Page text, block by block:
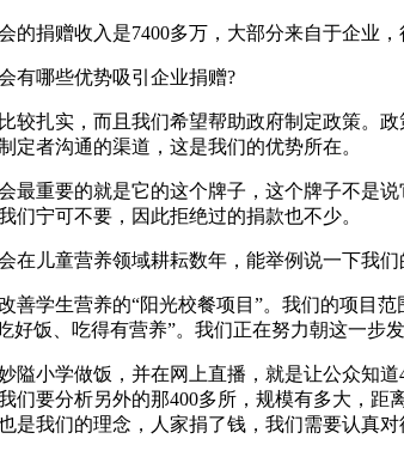
的捐赠收入是7400多万，大部分来自于企业
有哪些优势吸引企业捐赠?
较扎实，而且我们希望帮助政府制定政策。
定者沟通的渠道，这是我们的优势所在。
最重要的就是它的这个牌子，这个牌子不是
们宁可不要，因此拒绝过的捐款也不少。
在儿童营养领域耕耘数年，能举例说一下我们
善学生营养的“阳光校餐项目”。我们的项目
好饭、吃得有营养”。我们正在努力朝这一步发
隘小学做饭，并在网上直播，就是让公众知
们要分析另外的那400多所，规模有多大，
是我们的理念，人家捐了钱，我们需要认真对